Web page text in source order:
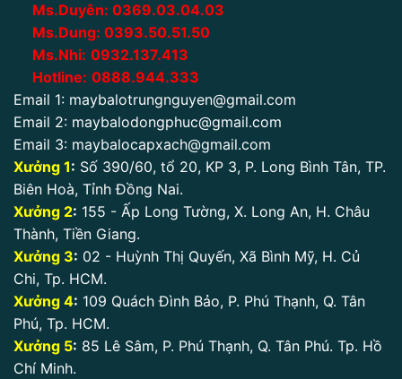
Ms.Duyên: 0369.03.04.03
Ms.Dung: 0393.50.51.50
Ms.Nhi: 0932.137.413
Hotline: 0888.944.333
Email 1: maybalotrungnguyen@gmail.com
Email 2: maybalodongphuc@gmail.com
Email 3: maybalocapxach@gmail.com
Xưởng 1: Số 390/60, tổ 20, KP 3, P. Long Bình Tân, TP.
Biên Hoà, Tỉnh Đồng Nai.
Xưởng 2: 155 - Ấp Long Tường, X. Long An, H. Châu
Thành, Tiền Giang.
Xưởng 3: 02 - Huỳnh Thị Quyến, Xã Bình Mỹ, H. Củ
Chi, Tp. HCM.
Xưởng 4: 109 Quách Đình Bảo, P. Phú Thạnh, Q. Tân
Phú, Tp. HCM.
Xưởng 5: 85 Lê Sâm, P. Phú Thạnh, Q. Tân Phú. Tp. Hồ
Chí Minh.